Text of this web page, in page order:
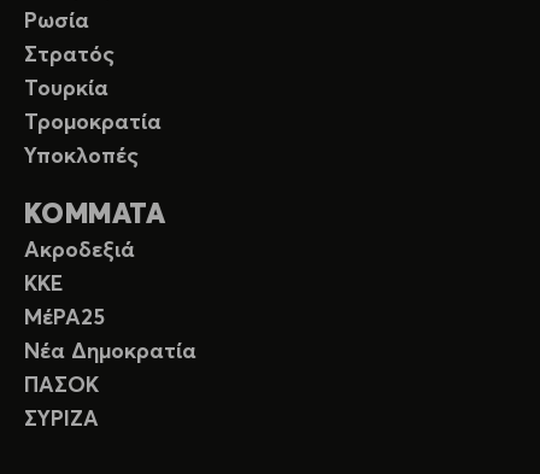
Ρωσία
Στρατός
Τουρκία
Τρομοκρατία
Υποκλοπές
ΚΟΜΜΑΤΑ
Ακροδεξιά
ΚΚΕ
ΜέΡΑ25
Νέα Δημοκρατία
ΠΑΣΟΚ
ΣΥΡΙΖΑ